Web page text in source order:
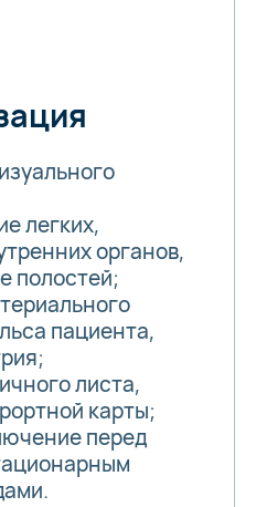
легких,
органов,
полостей;
пациента,
листа,
карты;
перед